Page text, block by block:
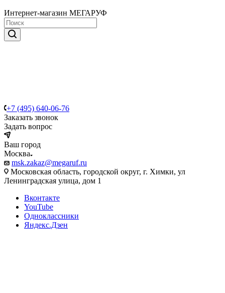
Интернет-магазин МЕГАРУФ
+7 (495) 640-06-76
Заказать звонок
Задать вопрос
Ваш город
Москва
msk.zakaz@megaruf.ru
Московская область, городской округ, г. Химки, ул
Ленинградская улица, дом 1
Вконтакте
YouTube
Одноклассники
Яндекс.Дзен